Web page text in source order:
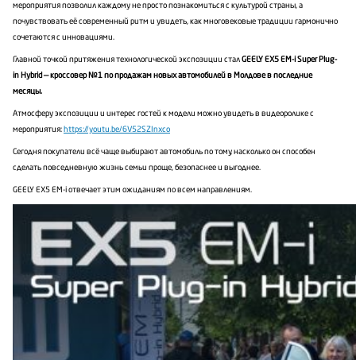
мероприятия позволил каждому не просто познакомиться с культурой страны, а
почувствовать её современный ритм и увидеть, как многовековые традиции гармонично
сочетаются с инновациями.
Главной точкой притяжения технологической экспозиции сталGEELY EX5 EM-iSuper Plug-
in Hybrid— кроссовер №1 по продажам новых автомобилей в Молдове в последние
месяцы.
Атмосферу экспозиции и интерес гостей к модели можно увидеть в видеоролике с
мероприятия:https://youtu.be/6V52SZInxco
Сегодня покупатели всё чаще выбирают автомобиль по тому, насколько он способен
сделать повседневную жизнь семьи проще, безопаснее и выгоднее.
GEELY EX5 EM-i отвечает этим ожиданиям по всем направлениям.